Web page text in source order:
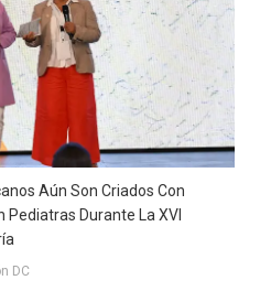
Aún Son Criados Con
Pediatras Durante La XVI
DC